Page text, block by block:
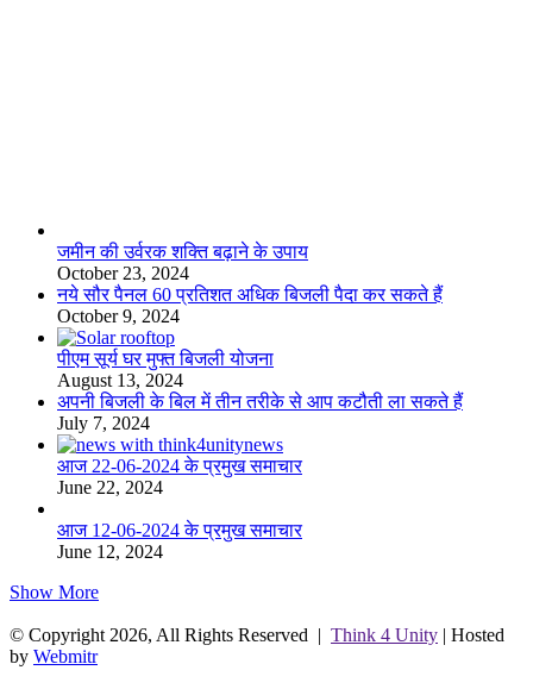
जमीन की उर्वरक शक्ति बढ़ाने के उपाय
October 23, 2024
नये सौर पैनल 60 प्रतिशत अधिक बिजली पैदा कर सकते हैं
October 9, 2024
पीएम सूर्य घर मुफ्त बिजली योजना
August 13, 2024
अपनी बिजली के बिल में तीन तरीके से आप कटौती ला सकते हैं
July 7, 2024
आज 22-06-2024 के प्रमुख समाचार
June 22, 2024
आज 12-06-2024 के प्रमुख समाचार
June 12, 2024
Show More
© Copyright 2026, All Rights Reserved | Think 4 Unity | Hosted
by Webmitr